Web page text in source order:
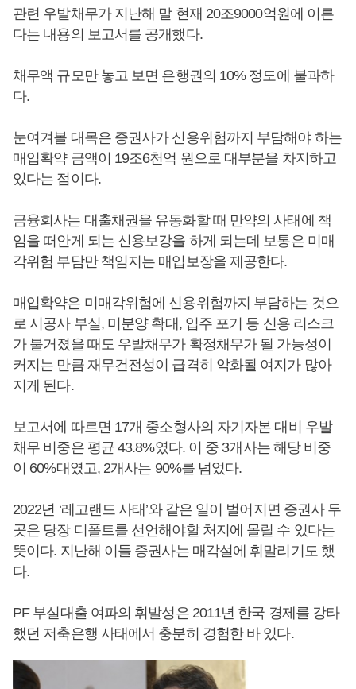
관련 우발채무가 지난해 말 현재 20조9000억원에 이른
다는 내용의 보고서를 공개했다.
채무액 규모만 놓고 보면 은행권의 10% 정도에 불과하
다.
눈여겨볼 대목은 증권사가 신용위험까지 부담해야 하는
매입확약 금액이 19조6천억 원으로 대부분을 차지하고
있다는 점이다.
금융회사는 대출채권을 유동화할 때 만약의 사태에 책
임을 떠안게 되는 신용보강을 하게 되는데 보통은 미매
각위험 부담만 책임지는 매입보장을 제공한다.
매입확약은 미매각위험에 신용위험까지 부담하는 것으
로 시공사 부실, 미분양 확대, 입주 포기 등 신용 리스크
가 불거졌을 때도 우발채무가 확정채무가 될 가능성이
커지는 만큼 재무건전성이 급격히 악화될 여지가 많아
지게 된다.
보고서에 따르면 17개 중소형사의 자기자본 대비 우발
채무 비중은 평균 43.8%였다. 이 중 3개사는 해당 비중
이 60%대였고, 2개사는 90%를 넘었다.
2022년 ‘레고랜드 사태’와 같은 일이 벌어지면 증권사 두
곳은 당장 디폴트를 선언해야할 처지에 몰릴 수 있다는
뜻이다. 지난해 이들 증권사는 매각설에 휘말리기도 했
다.
PF 부실대출 여파의 휘발성은 2011년 한국 경제를 강타
했던 저축은행 사태에서 충분히 경험한 바 있다.